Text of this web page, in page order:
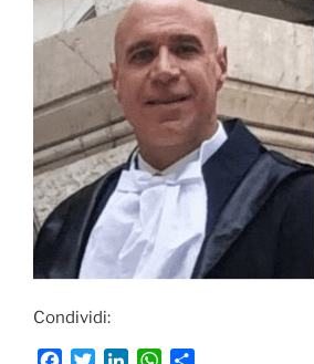
Condividi: